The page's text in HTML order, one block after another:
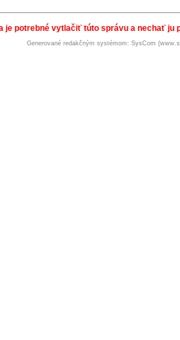
je potrebné vytlačiť túto správu a nechať ju
Generované redakčným systémom: SysCom